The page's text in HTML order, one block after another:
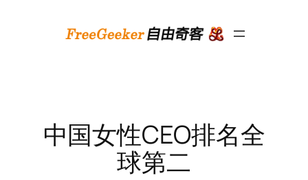
中国女性CEO排名全
球第二